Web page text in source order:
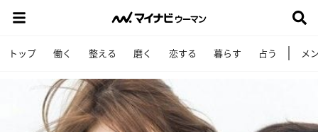
トップ 働く 整える 磨く 恋する 暮らす 占う メ